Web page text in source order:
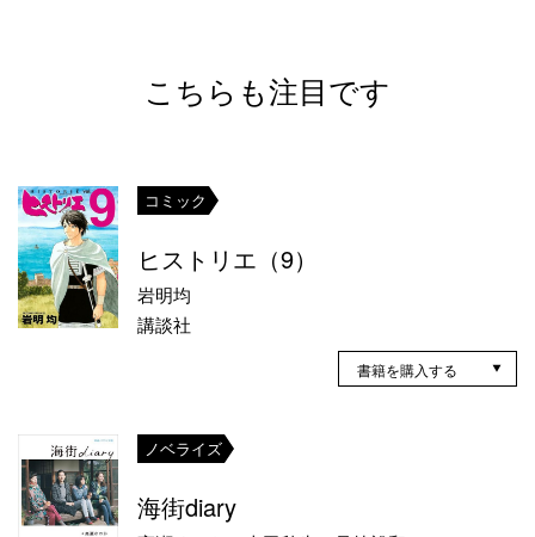
こちらも注目です
コミック
ヒストリエ（9）
岩明均
講談社
書籍を購入する
ノベライズ
海街diary